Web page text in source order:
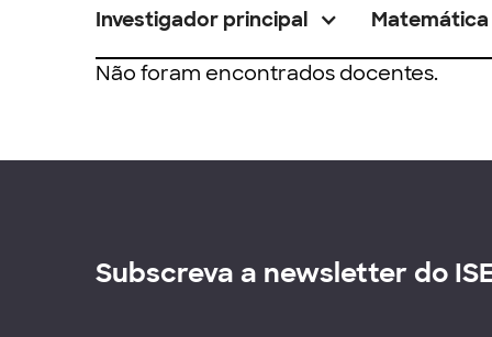
Investigador principal Matemática
Não foram encontrados docentes.
Subscreva a newsletter do